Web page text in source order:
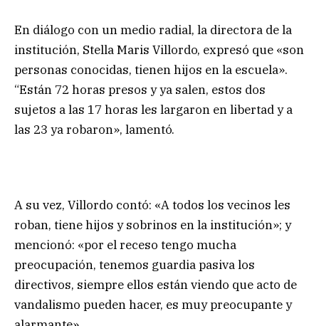
En diálogo con un medio radial, la directora de la
institución, Stella Maris Villordo, expresó que «son
personas conocidas, tienen hijos en la escuela».
“Están 72 horas presos y ya salen, estos dos
sujetos a las 17 horas les largaron en libertad y a
las 23 ya robaron», lamentó.
A su vez, Villordo contó: «A todos los vecinos les
roban, tiene hijos y sobrinos en la institución»; y
mencionó: «por el receso tengo mucha
preocupación, tenemos guardia pasiva los
directivos, siempre ellos están viendo que acto de
vandalismo pueden hacer, es muy preocupante y